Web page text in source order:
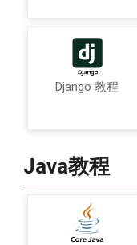
Django 教程
Java教程